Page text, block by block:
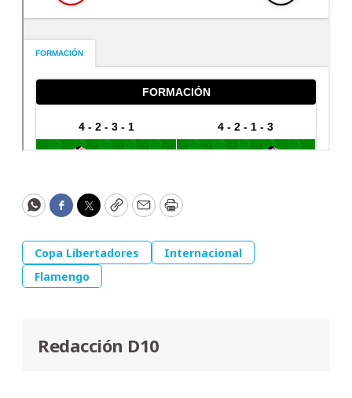
WhatsApp
Facebook
Twitter
CopyEmailPrint
Copa Libertadores
Internacional
Flamengo
Redacción D10